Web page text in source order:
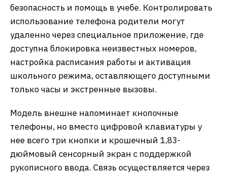
безопасность и помощь в учебе. Контролировать
использование телефона родители могут
удаленно через специальное приложение, где
доступна блокировка неизвестных номеров,
настройка расписания работы и активация
школьного режима, оставляющего доступными
только часы и экстренные вызовы.
Модель внешне напоминает кнопочные
телефоны, но вместо цифровой клавиатуры у
нее всего три кнопки и крошечный 1,83-
дюймовый сенсорный экран с поддержкой
рукописного ввода. Связь осуществляется через